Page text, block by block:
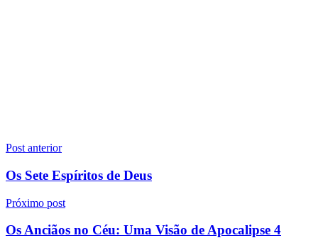
Navegação
de
Post anterior
Os Sete Espíritos de Deus
Próximo post
Os Anciãos no Céu: Uma Visão de Apocalipse 4